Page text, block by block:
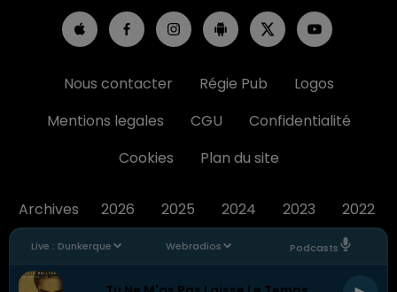
Live : Dunkerque Webradios Podcasts
Nous contacter Régie Pub
Logos
Mentions legales
CGU
Confidentialité
Cookies
Plan du site
Archives 2026 2025 2024 2023 2022